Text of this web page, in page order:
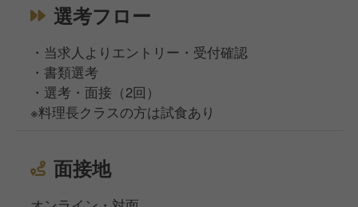
選考フロー
・当求人よりエントリー・受付確認
・書類選考
・選考・面接（2回）
※料理長クラスの方は試食あり
面接地